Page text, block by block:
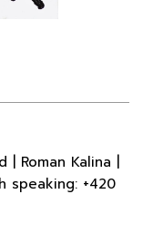
Roman Kalina |
speaking: +420